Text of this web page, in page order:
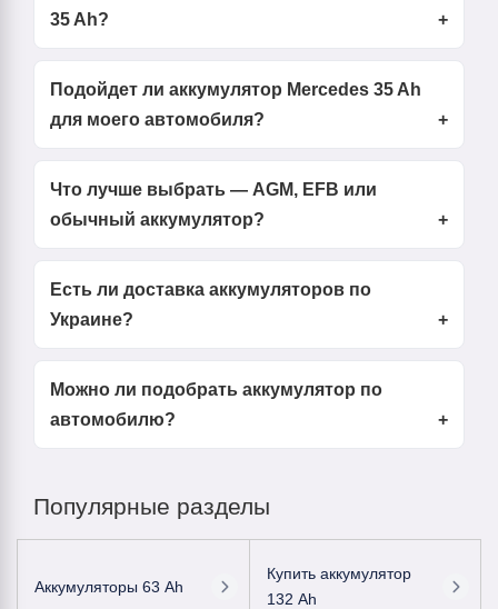
35 Ah?
Подойдет ли аккумулятор Mercedes 35 Ah
для моего автомобиля?
Что лучше выбрать — AGM, EFB или
обычный аккумулятор?
Есть ли доставка аккумуляторов по
Украине?
Можно ли подобрать аккумулятор по
автомобилю?
Популярные разделы
Аккумуляторы 63 Ah
Купить аккумулятор
132 Ah